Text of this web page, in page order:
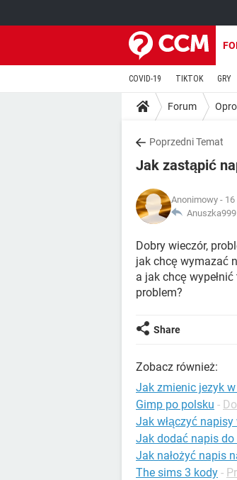
COVID-19 TIKTOK GRY
Forum
Poprzedni Temat
Jak zastąpić
Anonimowy - 16
Dobry wieczór,
jak chcę wymazać
a jak chcę
problem?
Share
Zobacz również:
Jak zmienic jezyk
Gimp po polsku -
Jak włączyć
Jak dodać napis do
Jak nałożyć napis
The sims 3 kody -